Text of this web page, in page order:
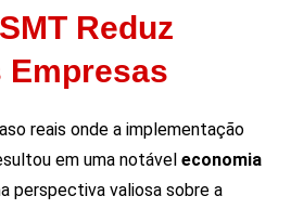
Reduz
Empresas
reais onde a implementação
em uma notável economia
perspectiva valiosa sobre a